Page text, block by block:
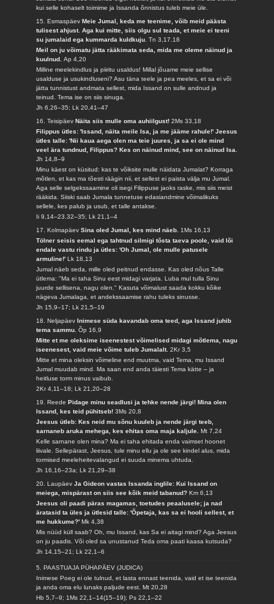
kui selle kohaselt toimime ja Issanda õnnistus tuleb meie üle.
15. EsmaspäevMeie Jumal, keda me teenime, võib meid päästa
tulisest ahjust. Aga kui mitte, siis olgu sul teada, et meie ei teeni
su jumalaid ega kummarda kuldkuju.Tn 3,17.18
Meil on ju võimatu jätta rääkimata seda, mida me oleme näinud ja
kuulnud.Ap 4,20
Milline meelekindlus ja piiritu usaldus! Millal jõuame meie sellise
usalduse ja usukindluseni? Asu täna teele ja pea meeles, et sa ei või
jätta tunnistust andmata sellest, mida Issand on sulle andnud ja
teinud. Tema ise on siis sinuga.
Jh 6,26–35; Lk 20,41–47
16. TeisipäevNäita siis mulle oma auhiilgust!2Ms 33,18
Filippus ütles: 'Issand, näita meile Isa, ja me jääme rahule!' Jeesus
ütles talle: 'Nii kaua aega olen ma teie juures, ja sa ei ole mind
veel ära tundnud, Filippus? Kes on näinud mind, see on näinud Isa.
Jh 14,8–9
Minu käest on küsitud: kas te võiksite mulle näidata Jumalat? Korraga
mõtlen, et kas ma tõesti räägin nii, et sellest ei paista välja mu Jumal.
Aga selle selgekssaamine oli isegi Filippuse jaoks raske, mis siis meist
rääkida. Siiski saab Jumala tunnetuse edasiandmine võimalikuks
sellele, kes palub ja usub, et talle antakse.
Ii 9,14–23.32–35; Lk 21,1–4
17. KolmapäevSina oled Jumal, kes mind näeb. 1Ms 16,13
Tölner seisis eemal ega tahtnud silmigi tõsta taeva poole, vaid lõi
endale vastu rindu ja ütles: 'Oh Jumal, ole mulle patusele
armuline!'Lk 18,13
Jumal näeb seda, mille oled peitnud endasse. Kas oled nõus Talle
ütlema: "Ma ei taha Sinu eest midagi varjata. Luba mul tulla Sinu
juurde sellisena, nagu olen." Kasuta võimalust saada kokku kõike
nägeva Jumalaga, et andekssaamise rahu tuleks sinusse.
Jh 15,9–17; Lk 21,5–19
18. NeljapäevInimese süda kavandab oma teed, aga Issand juhib
tema sammu.Õp 16,9
Mitte et me oleksime iseenestest võimelised midagi mõtlema, nagu
iseenesest, vaid meie võime tuleb Jumalalt.2Kr 3,5
Mitte et mina oleksin võimeline end muutma, vaid Tema, mu Issand
Jumal muudab mind. Ma saan end anda täiesti Tema kätte – ja
heitluse torm minus vaibub.
2Kr 4,11–18; Lk 21,20–28
19. ReedePidage minu seadlusi ja tehke nende järgi! Mina olen
Issand, kes teid pühitseb!3Ms 20,8
Jeesus ütleb: Kes neid mu sõnu kuuleb ja nende järgi teeb,
sarnaneb aruka mehega, kes ehitas oma maja kaljule.Mt 7,24
Kelle sarnane olen mina? Ma ei taha ehitada enda vaimset hoonet
liivale. Sellepärast, Jeesus, tule minu ellu ja ole see kindel alus, mida
tormised meeleheitevalangud ei suuda minema uhtuda.
Jh 16,16–23a; Lk 21,29–38
20. LaupäevJa Gideon vastas Issanda inglile: Kui Issand on
meiega, mispärast on siis see kõik meid tabanud?Km 6,13
Jeesus oli paadi päras magamas, toetudes peaalusele; ja nad
äratasid ta üles ja ütlesid talle: 'Õpetaja, kas sa ei hooli sellest, et
me hukkume?'Mk 4,38
Mis nüüd küll saab? Oh, mu Issand, kas Sa ei aitagi mind? Aga Jeesus
on ju paadis. Või oled sa unustanud Teda oma paati kaasa kutsuda?
Jh 14,15–21; Lk 22,1–6
5. PAASTUAJA PÜHAPÄEV (JUDICA)
Inimese Poeg ei ole tulnud, et lasta ennast teenida, vaid et ise teenida
ja anda oma elu lunaks paljude eest.Mt 20,28
Hb 5,7–9; 1Ms 22,1–14(15–19); Ps 22,1–22